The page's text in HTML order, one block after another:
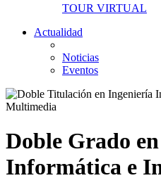
TOUR VIRTUAL
Actualidad
Noticias
Eventos
Doble Grado
Informática e